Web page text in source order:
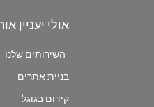
אולי יעניין
השירותים שלנו
בניית אתרים
קידום בגוגל